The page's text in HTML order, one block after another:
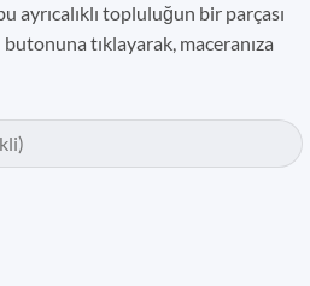
ayrıcalıklı topluluğun bir parçası
tıklayarak, maceranıza